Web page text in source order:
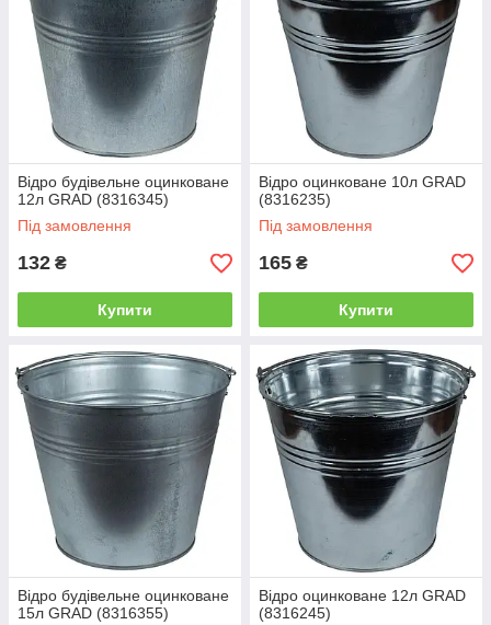
Відро будівельне оцинковане
12л GRAD (8316345)
Під замовлення
132 ₴
Купити
Відро оцинковане 10л GRAD
(8316235)
Під замовлення
165 ₴
Купити
Відро будівельне оцинковане
15л GRAD (8316355)
Відро оцинковане 12л GRAD
(8316245)